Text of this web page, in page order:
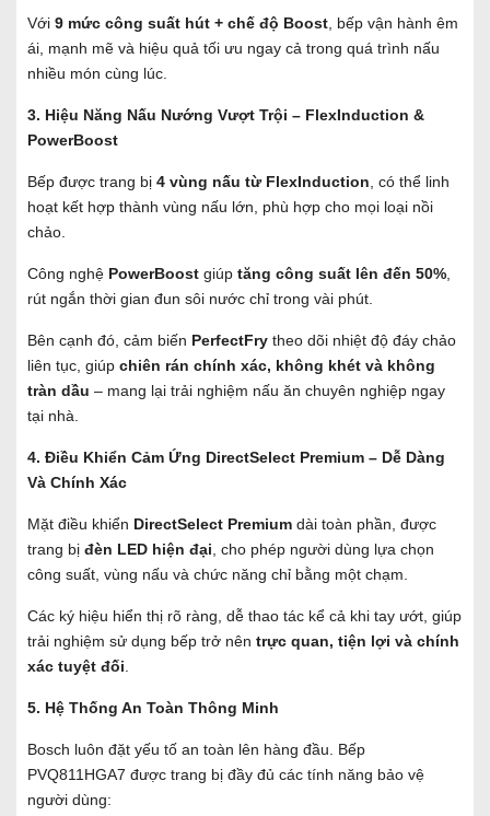
Với 9 mức công suất hút + chế độ Boost , bếp vận hành êm
ái, mạnh mẽ và hiệu quả tối ưu ngay cả trong quá trình nấu
nhiều món cùng lúc.
3. Hiệu Năng Nấu Nướng Vượt Trội – FlexInduction &
PowerBoost
Bếp được trang bị 4 vùng nấu từ FlexInduction , có thể linh
hoạt kết hợp thành vùng nấu lớn, phù hợp cho mọi loại nồi
chảo.
Công nghệ PowerBoost giúp tăng công suất lên đến 50%
rút ngắn thời gian đun sôi nước chỉ trong vài phút.
Bên cạnh đó, cảm biến PerfectFry theo dõi nhiệt độ đáy chảo
liên tục, giúp chiên rán chính xác, không khét và không
tràn dầu – mang lại trải nghiệm nấu ăn chuyên nghiệp ngay
tại nhà.
4. Điều Khiển Cảm Ứng DirectSelect Premium – Dễ Dàng
Và Chính Xác
Mặt điều khiển DirectSelect Premium dài toàn phần, được
trang bị đèn LED hiện đại , cho phép người dùng lựa chọn
công suất, vùng nấu và chức năng chỉ bằng một chạm.
Các ký hiệu hiển thị rõ ràng, dễ thao tác kể cả khi tay ướt, giúp
trải nghiệm sử dụng bếp trở nên trực quan, tiện lợi và chính
xác tuyệt đối
5. Hệ Thống An Toàn Thông Minh
Bosch luôn đặt yếu tố an toàn lên hàng đầu. Bếp
PVQ811HGA7 được trang bị đầy đủ các tính năng bảo vệ
người dùng: